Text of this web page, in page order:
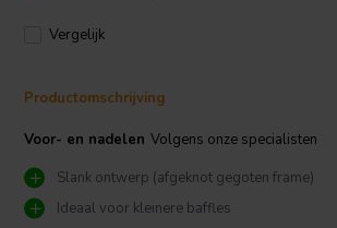
Vergelijk
Productomschrijving
Voor- en nadelen Volgens onze specialisten
Slank ontwerp (afgeknot gegoten frame)
Ideaal voor kleinere baffles